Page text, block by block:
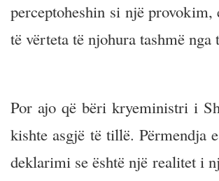
perceptoheshin si një provokim,
të vërteta të njohura tashmë nga
Por ajo që bëri kryeministri i
kishte asgjë të tillë. Përmendja
deklarimi se është një realitet i